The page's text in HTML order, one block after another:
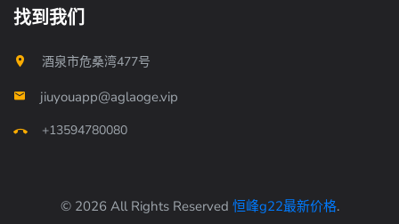
找到我们
酒泉市危桑湾477号
jiuyouapp@aglaoge.vip
+13594780080
© 2026 All Rights Reserved 恒峰g22最新价格.